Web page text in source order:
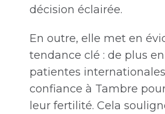
décision éclairée.
En outre, elle met en
tendance clé : de plus
patientes
confiance à Tambre
leur fertilité. Cela